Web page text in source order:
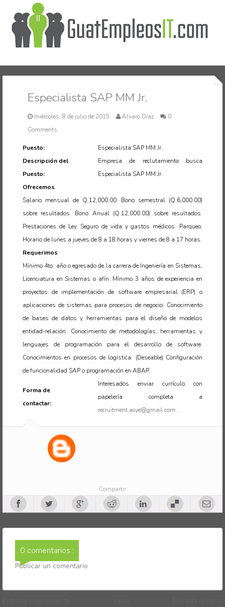
Inicio
Especialista SAP MM Jr.
miércoles, 8 de julio de 2015 Alvaro Díaz
0
Comments
Puesto:
Especialista SAP MM Jr.
Descripción del
Puesto:
Empresa de reclutamiento busca
Especialista SAP MM Jr.
Ofrecemos
Salario mensual de Q.12,000.00. Bono semestral (Q.6,000.00)
sobre resultados. Bono Anual (Q.12,000.00) sobre resultados.
Prestaciones de Ley. Seguro de vida y gastos médicos. Parqueo.
Horario de lunes a jueves de 8 a 18 horas y viernes de 8 a 17 horas.
Requerimos
Mínimo 4to. año o egresado de la carrera de Ingeniería en Sistemas,
Licenciatura en Sistemas o afín. Mínimo 3 años de experiencia en
proyectos de implementación de software empresarial (ERP) o
aplicaciones de sistemas para procesos de negocio. Conocimiento
de bases de datos y herramientas para el diseño de modelos
entidad-relación. Conocimiento de metodologías, herramientas y
lenguajes de programación para el desarrollo de software.
Conocimientos en procesos de logística. (Deseable) Configuración
de funcionalidad SAP o programación en ABAP.
Forma de
contactar:
Interesados enviar currículo con
papelería completa a
recruitment.acye@gmail.com .
Compartir
0 comentarios :
Publicar un comentario